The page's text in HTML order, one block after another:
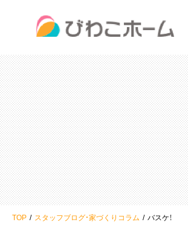
TOP スタッフブログ・家づくりコラム バスケ！